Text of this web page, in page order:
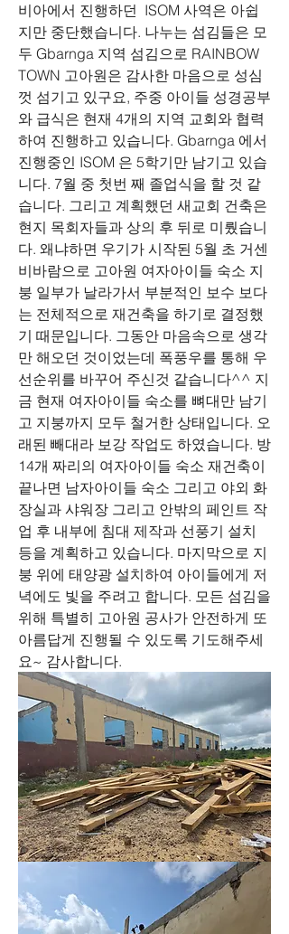
비아에서 진행하던  ISOM 사역은 아쉽
지만 중단했습니다. 나누는 섬김들은 모
두 Gbarnga 지역 섬김으로 RAINBOW
TOWN 고아원은 감사한 마음으로 성심
껏 섬기고 있구요, 주중 아이들 성경공부
와 급식은 현재 4개의 지역 교회와 협력
하여 진행하고 있습니다. Gbarnga 에서
진행중인 ISOM 은 5학기만 남기고 있습
니다. 7월 중 첫번 째 졸업식을 할 것 같
습니다. 그리고 계획했던 새교회 건축은
현지 목회자들과 상의 후 뒤로 미뤘습니
다. 왜냐하면 우기가 시작된 5월 초 거센
비바람으로 고아원 여자아이들 숙소 지
붕 일부가 날라가서 부분적인 보수 보다
는 전체적으로 재건축을 하기로 결정했
기 때문입니다. 그동안 마음속으로 생각
만 해오던 것이었는데 폭풍우를 통해 우
선순위를 바꾸어 주신것 같습니다^^ 지
금 현재 여자아이들 숙소를 뼈대만 남기
고 지붕까지 모두 철거한 상태입니다. 오
래된 빼대라 보강 작업도 하였습니다. 방
14개 짜리의 여자아이들 숙소 재건축이
끝나면 남자아이들 숙소 그리고 야외 화
장실과 샤워장 그리고 안밖의 페인트 작
업 후 내부에 침대 제작과 선풍기 설치
등을 계획하고 있습니다. 마지막으로 지
붕 위에 태양광 설치하여 아이들에게 저
녁에도 빛을 주려고 합니다. 모든 섬김을
위해 특별히 고아원 공사가 안전하게 또
아름답게 진행될 수 있도록 기도해주세
요~ 감사합니다.